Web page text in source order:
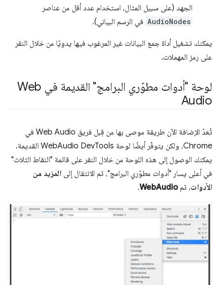
الجهد (على سبيل المثال، استخدام عدد أقل من عناصر
AudioNodes في الرسم البياني).
يمكنك تشغيل أداة جمع البيانات غير المرغوب فيها يدويًا من خلال النقر
على رمز المهملات.
لوحة "أدوات مطوّري البرامج" القديمة في Web
Audio
تُعدّ الإضافة الآن طريقة موصى بها من قِبل فريق Web Audio في
Chrome، ولكن يتوفّر أيضًا لوحة WebAudio DevTools القديمة.
يمكنك الوصول إلى هذه اللوحة من خلال النقر على قائمة "النقاط الثلاث"
في أعلى يسار "أدوات مطوّري البرامج"، ثم الانتقال إلى المزيد من
الأدوات، ثمWebAudio
.